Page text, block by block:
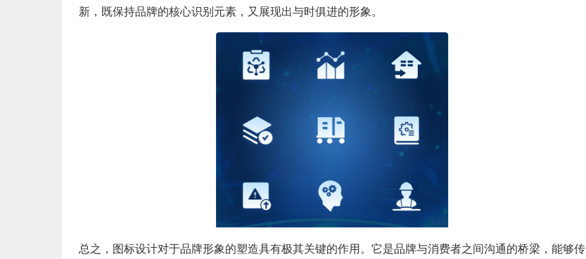
新，既保持品牌的核心识别元素，又展现出与时俱进的形象。
总之，图标设计对于品牌形象的塑造具有极其关键的作用。它是品牌与消费者之间沟通的桥梁，能够传